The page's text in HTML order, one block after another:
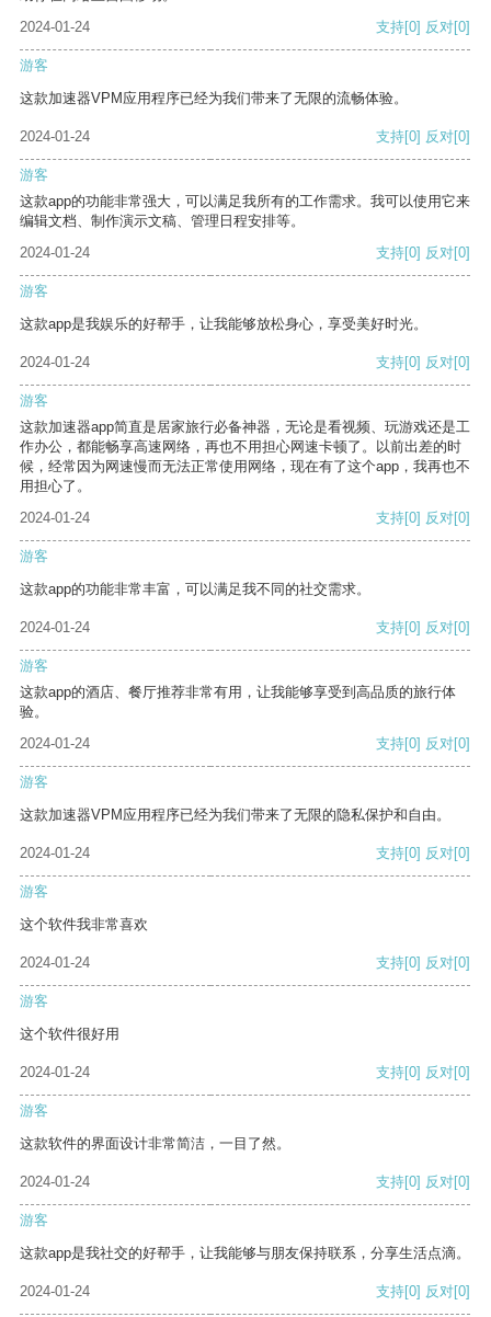
2024-01-24
支持[0] 反对[0]
游客
这款加速器VPM应用程序已经为我们带来了无限的流畅体验。
2024-01-24 支持[0] 反对[0]
游客
这款app的功能非常强大，可以满足我所有的工作需求。我可以使用它来
编辑文档、制作演示文稿、管理日程安排等。
2024-01-24
支持[0] 反对[0]
游客
这款app是我娱乐的好帮手，让我能够放松身心，享受美好时光。
2024-01-24 支持[0] 反对[0]
游客
这款加速器app简直是居家旅行必备神器，无论是看视频、玩游戏还是工
作办公，都能畅享高速网络，再也不用担心网速卡顿了。以前出差的时
候，经常因为网速慢而无法正常使用网络，现在有了这个app，我再也不
用担心了。
2024-01-24
支持[0] 反对[0]
游客
这款app的功能非常丰富，可以满足我不同的社交需求。
2024-01-24 支持[0] 反对[0]
游客
这款app的酒店、餐厅推荐非常有用，让我能够享受到高品质的旅行体
验。
2024-01-24
支持[0] 反对[0]
游客
这款加速器VPM应用程序已经为我们带来了无限的隐私保护和自由。
2024-01-24 支持[0] 反对[0]
游客
这个软件我非常喜欢
2024-01-24 支持[0] 反对[0]
游客
这个软件很好用
2024-01-24 支持[0] 反对[0]
游客
这款软件的界面设计非常简洁，一目了然。
2024-01-24 支持[0] 反对[0]
游客
这款app是我社交的好帮手，让我能够与朋友保持联系，分享生活点滴。
2024-01-24 支持[0] 反对[0]